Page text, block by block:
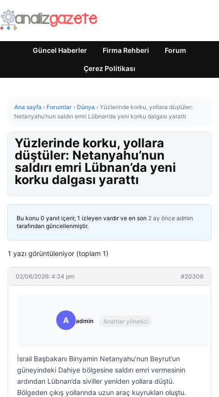
Güncel Haberler Firma Rehberi Forum
Çerez Politikası
Ana sayfa › Forumlar › Dünya › Yüzlerinde korku, yollara düştüler:
Netanyahu’nun saldırı emri Lübnan’da yeni korku dalgası yarattı
Yüzlerinde korku, yollara
düştüler: Netanyahu’nun
saldırı emri Lübnan’da yeni
korku dalgası yarattı
Bu konu 0 yanıt içerir, 1 izleyen vardır ve en son 2 ay önce admin
tarafından güncellenmiştir.
1 yazı görüntüleniyor (toplam 1)
02/06/2026: 4:34 pm #20306
A admin Anahtar yönetici
İsrail Başbakanı Binyamin Netanyahu’nun Beyrut’un
güneyindeki Dahiye bölgesine saldırı emri vermesinin
ardından Lübnan’da siviller yeniden yollara düştü.
Bölgeden çıkış yollarında uzun araç kuyrukları oluştu.